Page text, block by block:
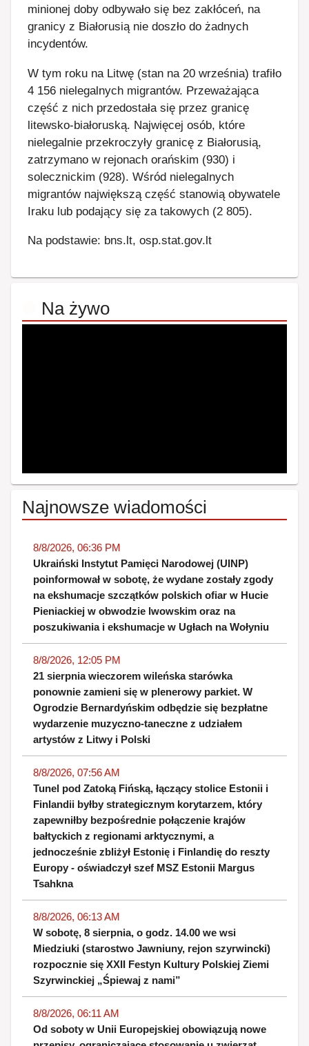
minionej doby odbywało się bez zakłóceń, na
granicy z Białorusią nie doszło do żadnych
incydentów.
W tym roku na Litwę (stan na 20 września) trafiło
4 156 nielegalnych migrantów. Przeważająca
część z nich przedostała się przez granicę
litewsko-białoruską. Najwięcej osób, które
nielegalnie przekroczyły granicę z Białorusią,
zatrzymano w rejonach orańskim (930) i
solecznickim (928). Wśród nielegalnych
migrantów największą część stanowią obywatele
Iraku lub podający się za takowych (2 805).
Na podstawie: bns.lt, osp.stat.gov.lt
Na żywo
Najnowsze wiadomości
8/8/2026, 06:36 PM
Ukraiński Instytut Pamięci Narodowej (UINP)
poinformował w sobotę, że wydane zostały zgody
na ekshumacje szczątków polskich ofiar w Hucie
Pieniackiej w obwodzie lwowskim oraz na
poszukiwania i ekshumacje w Ugłach na Wołyniu
8/8/2026, 12:05 PM
21 sierpnia wieczorem wileńska starówka
ponownie zamieni się w plenerowy parkiet. W
Ogrodzie Bernardyńskim odbędzie się bezpłatne
wydarzenie muzyczno-taneczne z udziałem
artystów z Litwy i Polski
8/8/2026, 07:56 AM
Tunel pod Zatoką Fińską, łączący stolice Estonii i
Finlandii byłby strategicznym korytarzem, który
zapewniłby bezpośrednie połączenie krajów
bałtyckich z regionami arktycznymi, a
jednocześnie zbliżył Estonię i Finlandię do reszty
Europy - oświadczył szef MSZ Estonii Margus
Tsahkna
8/8/2026, 06:13 AM
W sobotę, 8 sierpnia, o godz. 14.00 we wsi
Miedziuki (starostwo Jawniuny, rejon szyrwincki)
rozpocznie się XXII Festyn Kultury Polskiej Ziemi
Szyrwinckiej „Śpiewaj z nami”
8/8/2026, 06:11 AM
Od soboty w Unii Europejskiej obowiązują nowe